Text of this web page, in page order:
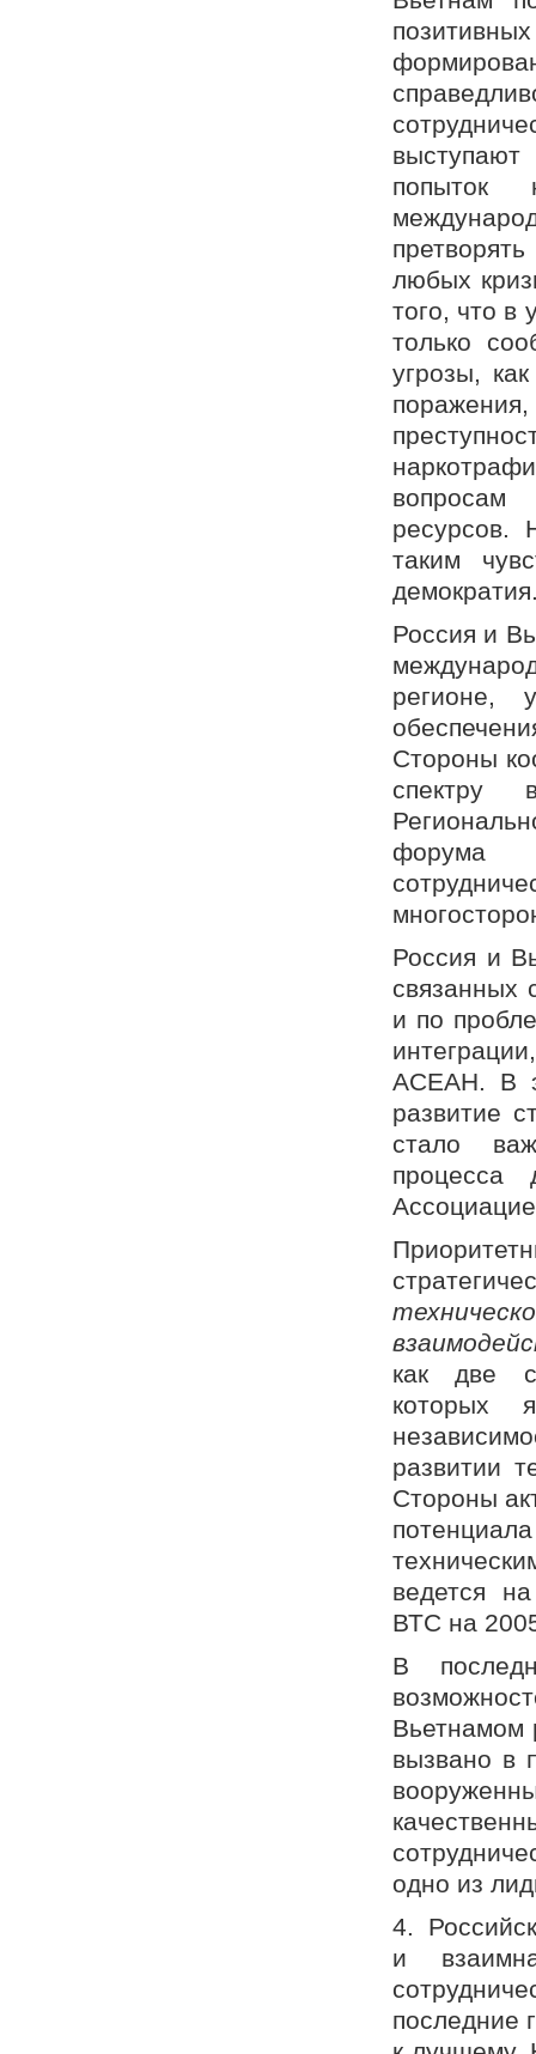
попыток
любых
того, что в
только
угрозы,
вопросам
ресурсов.
таким
Россия и
регионе,
Стороны
спектру
форума
Россия и
связанных
и по
АСЕАН. В
развитие
стало
процесса
как две
которых
развитии
Стороны
ведется
ВТС на
В
Вьетнамом
вызвано в
одно из
4.
и
последние